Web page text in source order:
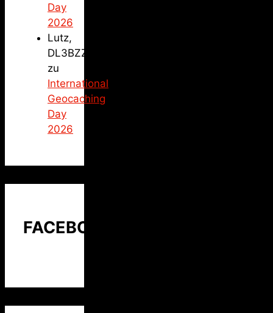
Day
2026
Lutz,
DL3BZZ
zu
International
Geocaching
Day
2026
FACEBOOK